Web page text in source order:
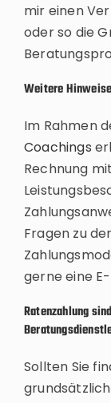
mir einen
oder so die
Weitere
Im Rahmen
Coachings
Rechnung
Fragen zu
gerne eine
Ratenzahlung
Sollten Sie